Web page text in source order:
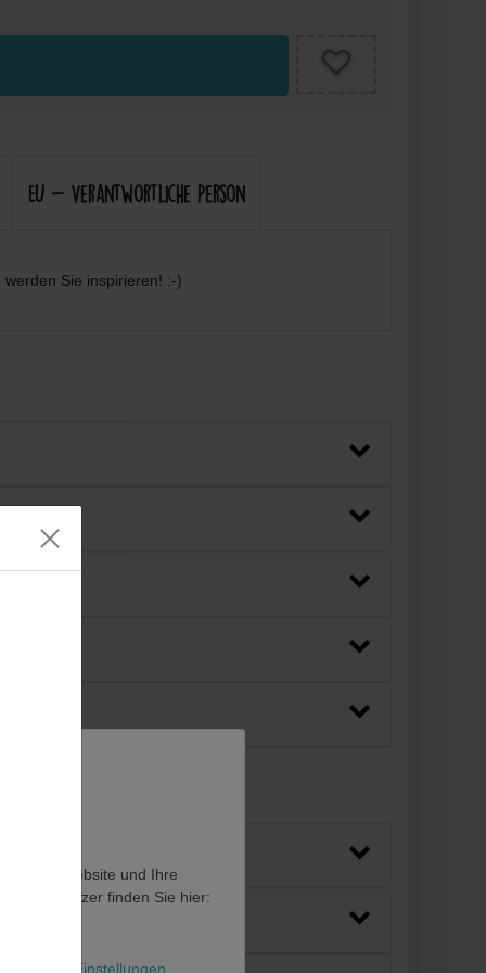
EU - Verantwortliche Person
Sie inspirieren! :-)
diese Website und Ihre
als Nutzer finden Sie hier:
Weitere Einstellungen